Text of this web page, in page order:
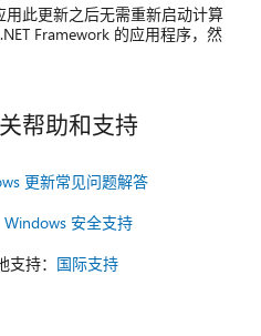
此更新之后无需重新启动计算
Framework 的应用程序，然
帮助和支持
更新常见问题解答
Windows 安全支持
持： 国际支持